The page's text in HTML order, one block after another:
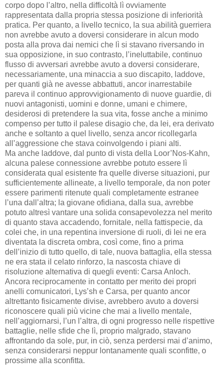
corpo dopo l’altro, nella difficoltà lì ovviamente
rappresentata dalla propria stessa posizione di inferiorità
pratica. Per quanto, a livello tecnico, la sua abilità guerriera
non avrebbe avuto a doversi considerare in alcun modo
posta alla prova dai nemici che lì si stavano riversando in
sua opposizione, in suo contrasto, l’ineluttabile, continuo
flusso di avversari avrebbe avuto a doversi considerare,
necessariamente, una minaccia a suo discapito, laddove,
per quanti già ne avesse abbattuti, ancor inarrestabile
pareva il continuo approvvigionamento di nuove guardie, di
nuovi antagonisti, uomini e donne, umani e chimere,
desiderosi di pretendere la sua vita, fosse anche a minimo
compenso per tutto il palese disagio che, da lei, era derivato
anche e soltanto a quel livello, senza ancor ricollegarla
all’aggressione che stava coinvolgendo i piani alti.
Ma anche laddove, dal punto di vista della Loor’Nos-Kahn,
alcuna palese connessione avrebbe potuto essere lì
considerata qual esistente fra quelle diverse situazioni, pur
sufficientemente allineate, a livello temporale, da non poter
essere parimenti ritenute quali completamente estranee
l’una dall’altra; la giovane ofidiana, dalla sua, avrebbe
potuto altresì vantare una solida consapevolezza nel merito
di quanto stava accadendo, fornitale, nella fattispecie, da
colei che, in una repentina inversione di ruoli, di lei ne era
diventata la discreta ombra, così come, fino a prima
dell’inizio di tutto quello, di tale, nuova battaglia, ella stessa
ne era stata il celato rinforzo, la nascosta chiave di
risoluzione alternativa di quegli eventi: Carsa Anloch.
Ancora reciprocamente in contatto per merito dei propri
anelli comunicatori, Lys’sh e Carsa, per quanto ancor
altrettanto fisicamente divise, avrebbero avuto a doversi
riconoscere quali più vicine che mai a livello mentale,
nell’aggiornarsi, l’un l’altra, di ogni progresso nelle rispettive
battaglie, nelle sfide che lì, proprio malgrado, stavano
affrontando da sole, pur, in ciò, senza perdersi mai d’animo,
senza considerarsi neppur lontanamente quali sconfitte, o
prossime alla sconfitta.